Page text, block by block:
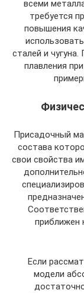
всеми
требуется
повышения
сталей и
плавления
Присадочный
состава
свои свойства
приближен
Если
модели